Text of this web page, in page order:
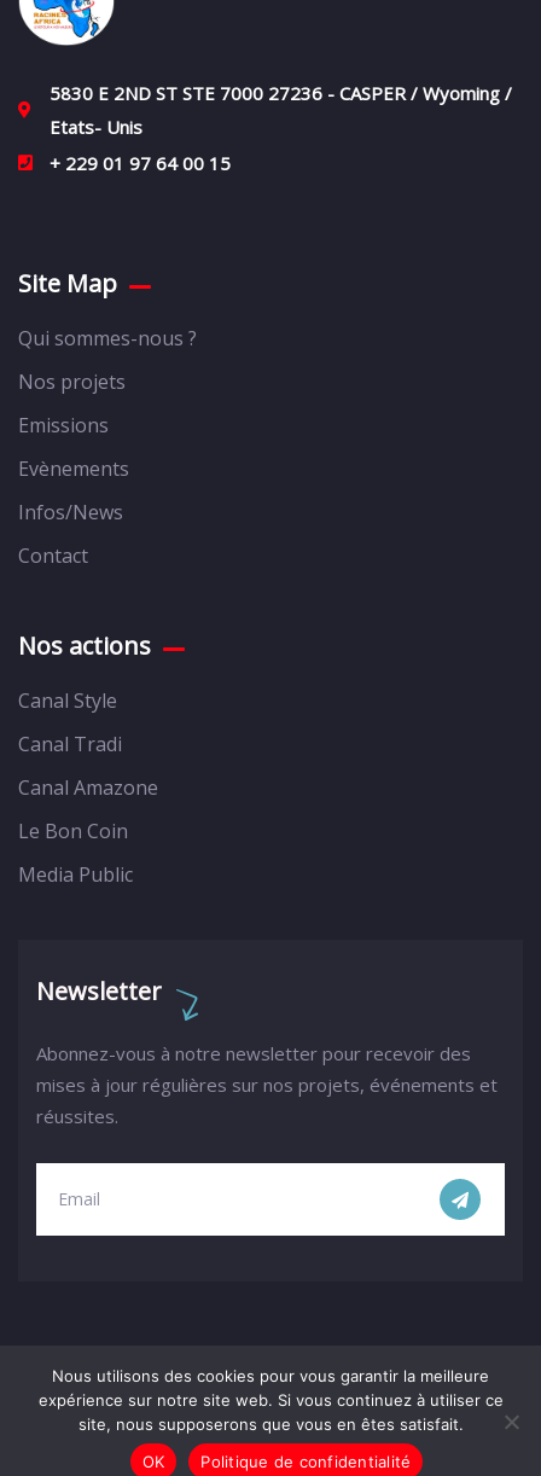
5830 E 2ND ST STE 7000 27236 - CASPER / Wyoming /
Etats- Unis
+ 229 01 97 64 00 15
Site Map
Qui sommes-nous ?
Nos projets
Emissions
Evènements
Infos/News
Contact
Nos actions
Canal Style
Canal Tradi
Canal Amazone
Le Bon Coin
Media Public
Newsletter
Abonnez-vous à notre newsletter pour recevoir des
mises à jour régulières sur nos projets, événements et
réussites.
© 2023 – Racines Africa – Tous droits réservés.
Nous utilisons des cookies pour vous garantir la meilleure
expérience sur notre site web. Si vous continuez à utiliser ce
site, nous supposerons que vous en êtes satisfait.
OK
Politique de confidentialité